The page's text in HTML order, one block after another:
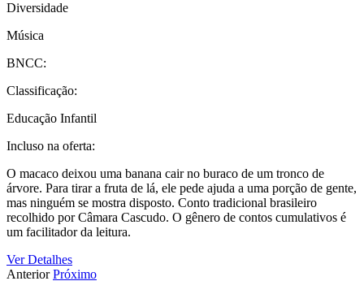
Diversidade
Música
BNCC:
Classificação:
Educação Infantil
Incluso na oferta:
O macaco deixou uma banana cair no buraco de um tronco de
árvore. Para tirar a fruta de lá, ele pede ajuda a uma porção de gente,
mas ninguém se mostra disposto. Conto tradicional brasileiro
recolhido por Câmara Cascudo. O gênero de contos cumulativos é
um facilitador da leitura.
Ver Detalhes
AnteriorPróximo